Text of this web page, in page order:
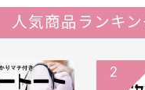
人気商品ランキ
2